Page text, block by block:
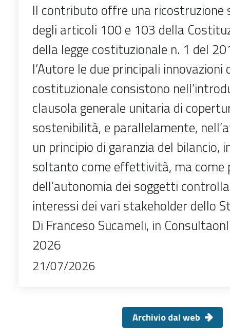
Il contributo offre una ricostruzione
degli articoli 100 e 103 della
della legge costituzionale n. 1 del
l’Autore le due principali innovazioni
costituzionale consistono
clausola generale unitaria di
sostenibilità, e parallelamente,
un principio di garanzia del bilancio,
soltanto come effettività, ma come
dell’autonomia dei soggetti
interessi dei vari stakeholder dello
Di Franceso Sucameli, in
2026
21/07/2026
Archivio dal web